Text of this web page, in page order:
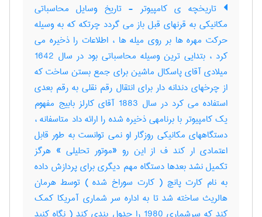
تاریخچه ی کامپیوتر - تاریخ وسایل محاسباتی
مکانیکی به قرنهای قبل باز می گردد چرتکه که به وسیله
حرکت مهره ها بر روی میله ها ، اطلاعات را ذخیره می
کرد ، بتدایی ترین وسیله محاسباتی بود در سال 1642
میلادی آقای پاسکال ماشین برای جمع بستن ساخت که
از چرخهای دندانه دار برای انتقال رقم نقلی به رقم بعدی
استفاده می کرد در سال 1883 آقای کارلز بابیج مفهوم
یک کامپیوتر با برنامهی ذخیره شده را ارائه داد متاسفانه ،
دستگاههای مکانیکی روزگار او نمی توانست به طور قابل
اعتمادی ار کند ف از این رو «موتور تحلیلی » هرگز
تکمیل نشد بعدها دستگاه مهم دیگری برای پردازش داده
به نام کارت پانچ ( کارت سوراخ شده ) توسط هرمان
هالریث ساخته شد تا به اداره سر شماری آمریکا کمک